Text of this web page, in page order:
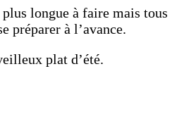
longue à faire mais tous
préparer à l’avance.
plat d’été.